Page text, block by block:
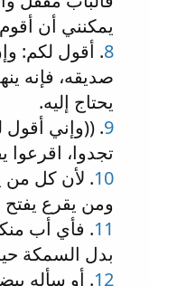
يمكنني أن
8. أقول لكم:
صديقه، فإنه
يحتاج إليه.
9. ((وإني أقول
تجدوا، اقرعوا
10. لأن كل من
ومن يقرع يفتح
11. فأي أب
بدل السمكة
12. أو سأله